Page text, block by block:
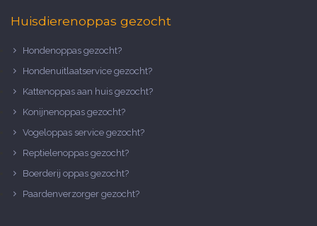
Huisdierenoppas gezocht
Hondenoppas gezocht?
Hondenuitlaatservice gezocht?
Kattenoppas aan huis gezocht?
Konijnenoppas gezocht?
Vogeloppas service gezocht?
Reptielenoppas gezocht?
Boerderij oppas gezocht?
Paardenverzorger gezocht?